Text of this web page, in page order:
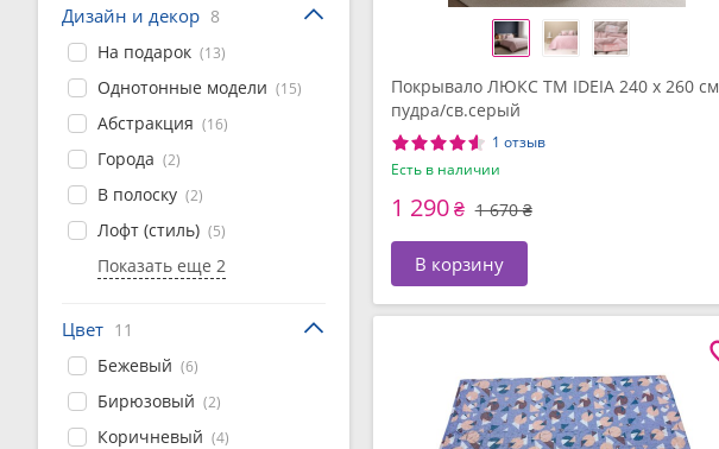
Покрывало ЛЮКС TM IDEIA 240 x 260 см
пудра/св.серый
1 отзыв
Есть в наличии
1 290₴ 1 670 ₴
В корзину
Дизайн и декор 8
На подарок (13)
Однотонные модели (15)
Абстракция (16)
Города (2)
В полоску (2)
Лофт (стиль) (5)
Показать еще 2
Цвет 11
Бежевый (6)
Бирюзовый (2)
Коричневый (4)